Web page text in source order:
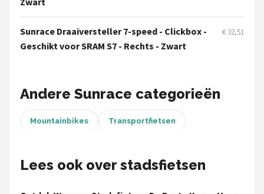
Shimano
Alle merken →
Sunrace Draaiversteller 7-speed - Clickbox -
Geschikt voor SRAM S7 - Rechts - Zwart
€ 32,51
Andere Sunrace categorieën
Mountainbikes Transportfietsen
Lees ook over stadsfietsen